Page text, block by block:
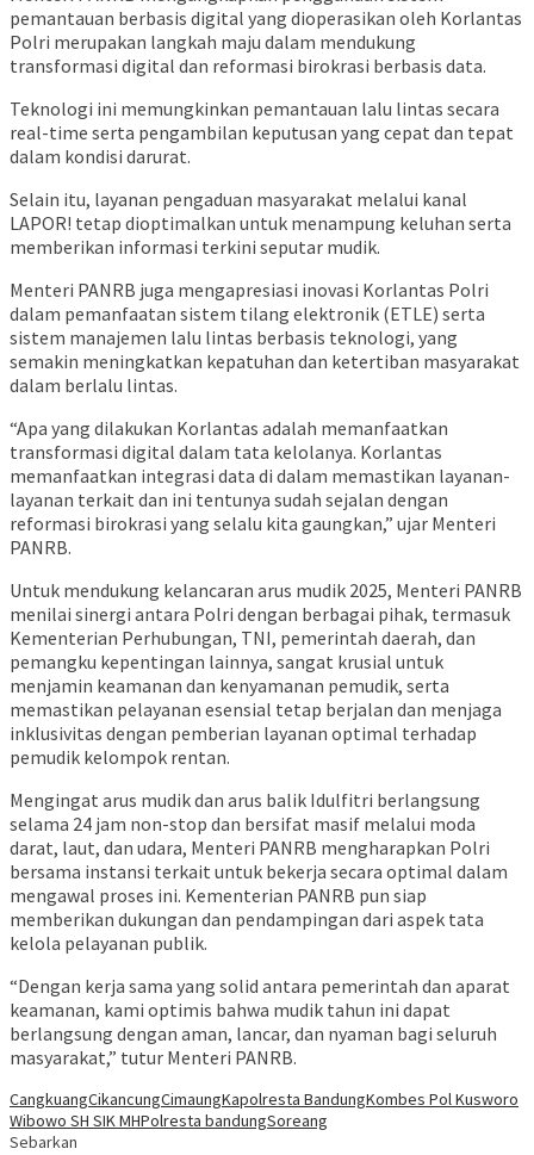
pemantauan berbasis digital yang dioperasikan oleh Korlantas
Polri merupakan langkah maju dalam mendukung
transformasi digital dan reformasi birokrasi berbasis data.
Teknologi ini memungkinkan pemantauan lalu lintas secara
real-time serta pengambilan keputusan yang cepat dan tepat
dalam kondisi darurat.
Selain itu, layanan pengaduan masyarakat melalui kanal
LAPOR! tetap dioptimalkan untuk menampung keluhan serta
memberikan informasi terkini seputar mudik.
Menteri PANRB juga mengapresiasi inovasi Korlantas Polri
dalam pemanfaatan sistem tilang elektronik (ETLE) serta
sistem manajemen lalu lintas berbasis teknologi, yang
semakin meningkatkan kepatuhan dan ketertiban masyarakat
dalam berlalu lintas.
“Apa yang dilakukan Korlantas adalah memanfaatkan
transformasi digital dalam tata kelolanya. Korlantas
memanfaatkan integrasi data di dalam memastikan layanan-
layanan terkait dan ini tentunya sudah sejalan dengan
reformasi birokrasi yang selalu kita gaungkan,” ujar Menteri
PANRB.
Untuk mendukung kelancaran arus mudik 2025, Menteri PANRB
menilai sinergi antara Polri dengan berbagai pihak, termasuk
Kementerian Perhubungan, TNI, pemerintah daerah, dan
pemangku kepentingan lainnya, sangat krusial untuk
menjamin keamanan dan kenyamanan pemudik, serta
memastikan pelayanan esensial tetap berjalan dan menjaga
inklusivitas dengan pemberian layanan optimal terhadap
pemudik kelompok rentan.
Mengingat arus mudik dan arus balik Idulfitri berlangsung
selama 24 jam non-stop dan bersifat masif melalui moda
darat, laut, dan udara, Menteri PANRB mengharapkan Polri
bersama instansi terkait untuk bekerja secara optimal dalam
mengawal proses ini. Kementerian PANRB pun siap
memberikan dukungan dan pendampingan dari aspek tata
kelola pelayanan publik.
“Dengan kerja sama yang solid antara pemerintah dan aparat
keamanan, kami optimis bahwa mudik tahun ini dapat
berlangsung dengan aman, lancar, dan nyaman bagi seluruh
masyarakat,” tutur Menteri PANRB.
CangkuangCikancungCimaungKapolresta BandungKombes Pol Kusworo
Wibowo SH SIK MHPolresta bandungSoreang
Sebarkan